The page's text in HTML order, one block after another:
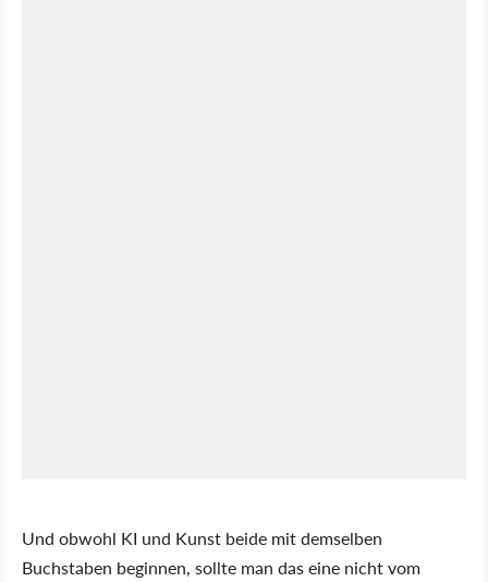
Und obwohl KI und Kunst beide mit demselben
Buchstaben beginnen, sollte man das eine nicht vom